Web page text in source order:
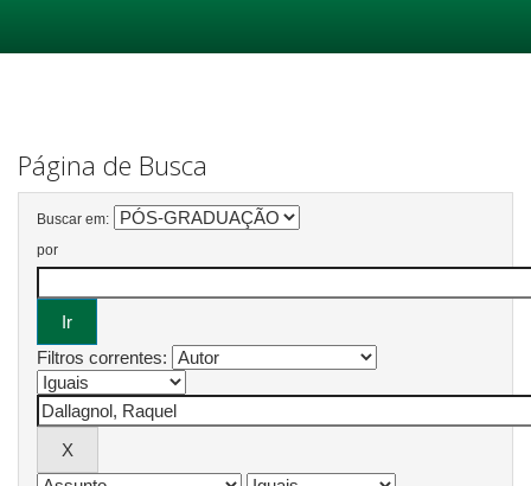
Página de Busca
Buscar em:
por
Filtros correntes: